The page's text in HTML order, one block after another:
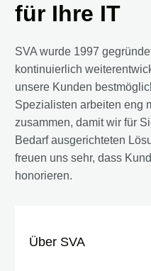
für Ihre IT
SVA wurde 1997
kontinuierlich
unsere Kunden
Spezialisten arbeiten eng
zusammen, damit wir für
Bedarf ausgerichteten
freuen uns sehr, dass
honorieren.
Über SVA